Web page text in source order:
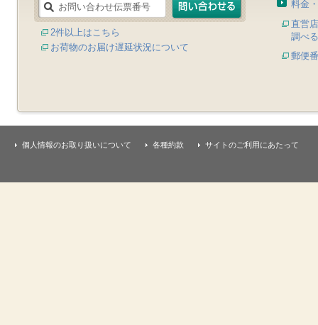
2件以上はこちら
お荷物のお届け遅延状況について
料金
直営
調べる
郵便
個人情報のお取り扱いについて 各種約款 サイトのご利用にあたって